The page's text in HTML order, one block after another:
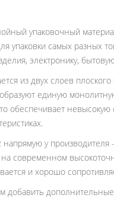
p.
2000 шт.
упаковочный
упаковки самых разных
электронику,
из двух слоев
единую
обеспечивает
напрямую у
современном
и хорошо